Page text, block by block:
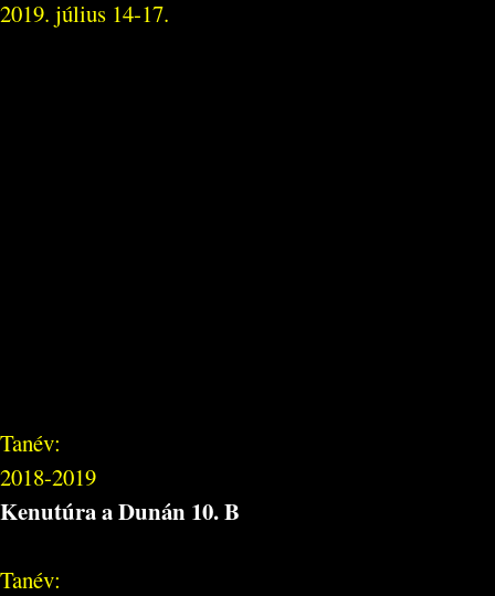
2019. július 14-17.
Tanév:
2018-2019
Kenutúra a Dunán 10. B
Tanév: